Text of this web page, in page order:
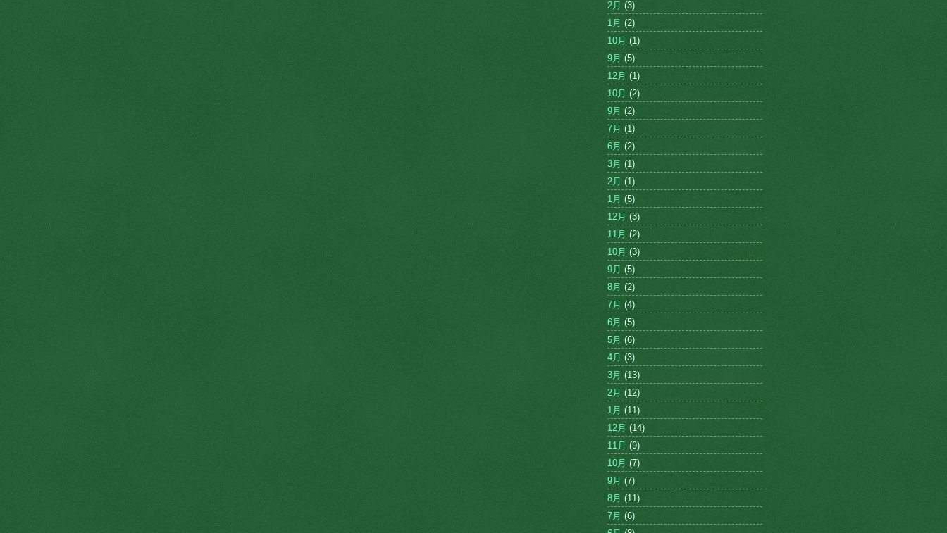
2月 (3)
1月 (2)
10月 (1)
9月 (5)
12月 (1)
10月 (2)
9月 (2)
7月 (1)
6月 (2)
3月 (1)
2月 (1)
1月 (5)
12月 (3)
11月 (2)
10月 (3)
9月 (5)
8月 (2)
7月 (4)
6月 (5)
5月 (6)
4月 (3)
3月 (13)
2月 (12)
1月 (11)
12月 (14)
11月 (9)
10月 (7)
9月 (7)
8月 (11)
7月 (6)